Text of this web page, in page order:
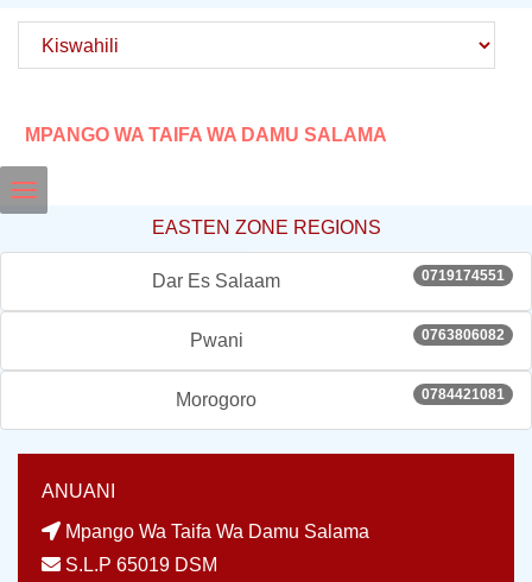
MPANGO WA TAIFA WA DAMU SALAMA
Toggle
navigation
EASTEN ZONE REGIONS
Dar Es Salaam 0719174551
Pwani 0763806082
Morogoro 0784421081
ANUANI
Mpango Wa Taifa Wa Damu Salama
S.L.P 65019 DSM